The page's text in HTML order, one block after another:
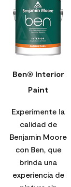
Ben® Interior
Paint
Experimente la
calidad de
Benjamin Moore
con Ben, que
brinda una
experiencia de